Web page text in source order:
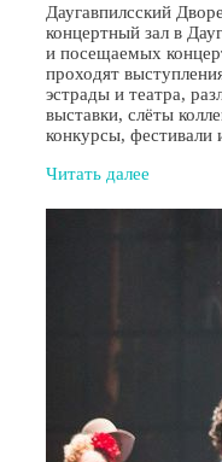
Даугавпилсский
концертный зал в
и посещаемых
проходят
эстрады и театра,
выставки, слёты
конкурсы, фестивали
Читать далее